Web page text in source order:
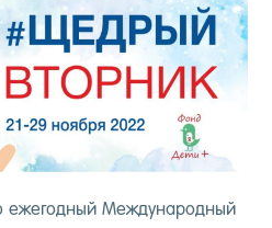
еже­год­ный Меж­ду­народ­ный